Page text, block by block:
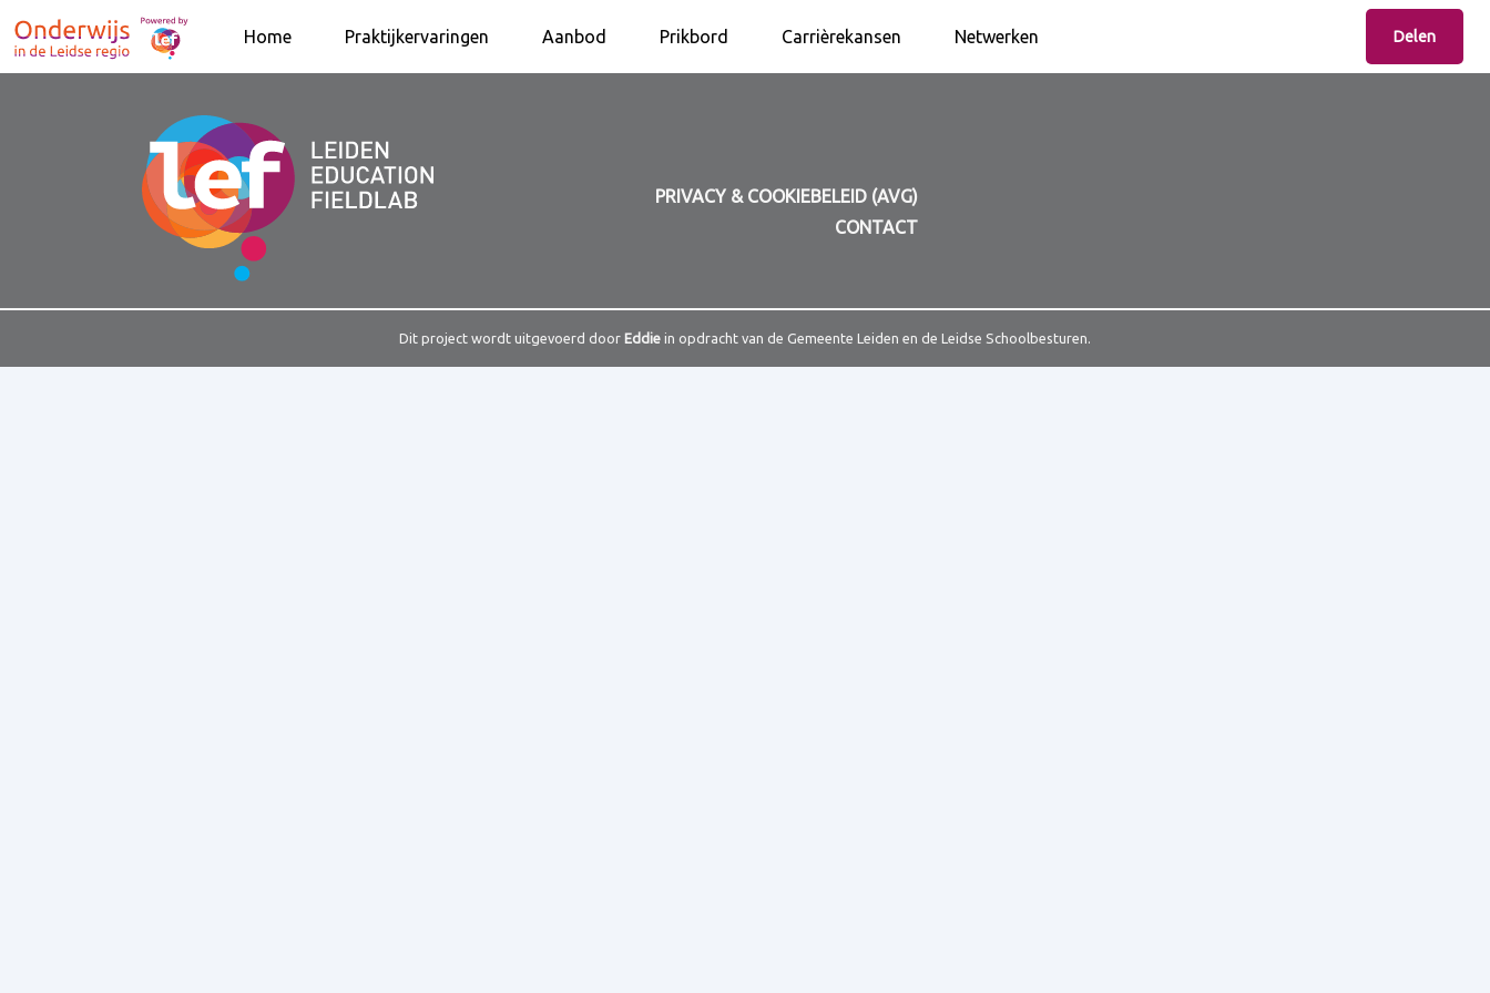
Home Praktijkervaringen Aanbod Prikbord Carrièrekansen Netwerken Delen
PRIVACY & COOKIEBELEID (AVG)
CONTACT
Dit project wordt uitgevoerd door Eddie in opdracht van de Gemeente Leiden en de Leidse Schoolbesturen.